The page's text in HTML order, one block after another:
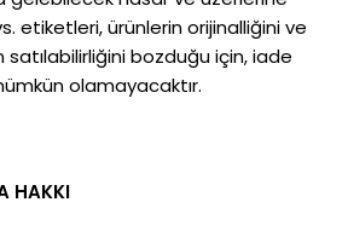
etiketleri, ürünlerin orijinalliğini ve
satılabilirliğini bozduğu için, iade
olamayacaktır.
HAKKI